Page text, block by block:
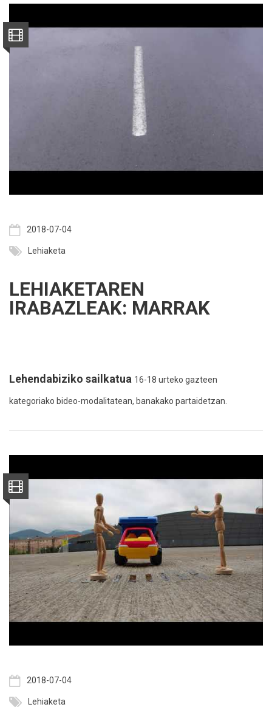
2018-07-04
Lehiaketa
LEHIAKETAREN
IRABAZLEAK: MARRAK
Lehendabiziko sailkatua 16-18 urteko gazteen
kategoriako bideo-modalitatean, banakako partaidetzan.
2018-07-04
Lehiaketa